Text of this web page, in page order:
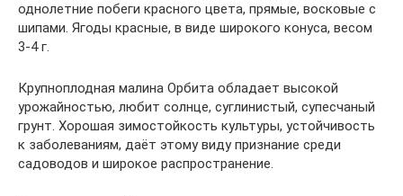
однолетние побеги красного цвета, прямые, восковые с
шипами. Ягоды красные, в виде широкого конуса, весом
3-4 г.
Крупноплодная малина Орбита обладает высокой
урожайностью, любит солнце, суглинистый, супесчаный
грунт. Хорошая зимостойкость культуры, устойчивость
к заболеваниям, даёт этому виду признание среди
садоводов и широкое распространение.